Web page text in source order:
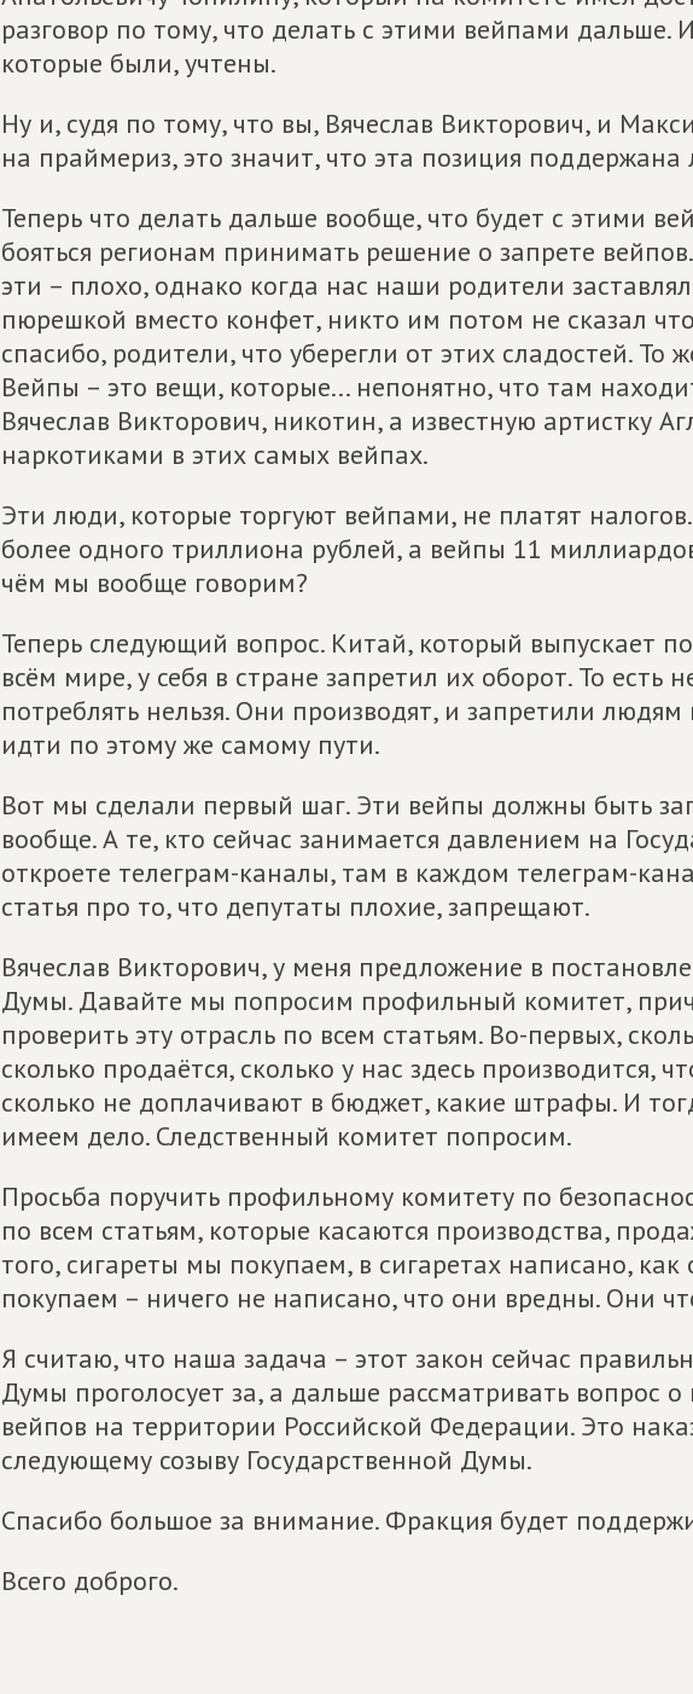
разговор по тому, что делать с этими вейпами дальше.
которые были, учтены.
Ну и, судя по тому, что вы, Вячеслав Викторович, и
на праймериз, это значит, что эта позиция
Теперь что делать дальше вообще, что будет с этими
бояться регионам принимать решение о запрете
эти – плохо, однако когда нас наши родители
пюрешкой вместо конфет, никто им потом не сказал
спасибо, родители, что уберегли от этих сладостей. То
Вейпы – это вещи, которые... непонятно, что там
Вячеслав Викторович, никотин, а известную артистку
наркотиками в этих самых вейпах.
Эти люди, которые торгуют вейпами, не платят
более одного триллиона рублей, а вейпы 11
чём мы вообще говорим?
Теперь следующий вопрос. Китай, который выпускает
всём мире, у себя в стране запретил их оборот. То есть
потреблять нельзя. Они производят, и запретили
идти по этому же самому пути.
Вот мы сделали первый шаг. Эти вейпы должны быть
вообще. А те, кто сейчас занимается давлением на
откроете телеграм-каналы, там в каждом телеграм-
статья про то, что депутаты плохие, запрещают.
Вячеслав Викторович, у меня предложение в
Думы. Давайте мы попросим профильный комитет,
проверить эту отрасль по всем статьям. Во-первых,
сколько продаётся, сколько у нас здесь производится,
сколько не доплачивают в бюджет, какие штрафы. И
имеем дело. Следственный комитет попросим.
Просьба поручить профильному комитету по
по всем статьям, которые касаются производства,
того, сигареты мы покупаем, в сигаретах написано,
покупаем – ничего не написано, что они вредны. Они
Я считаю, что наша задача – этот закон сейчас
Думы проголосует за, а дальше рассматривать вопрос
вейпов на территории Российской Федерации. Это
следующему созыву Государственной Думы.
Спасибо большое за внимание. Фракция будет
Всего доброго.